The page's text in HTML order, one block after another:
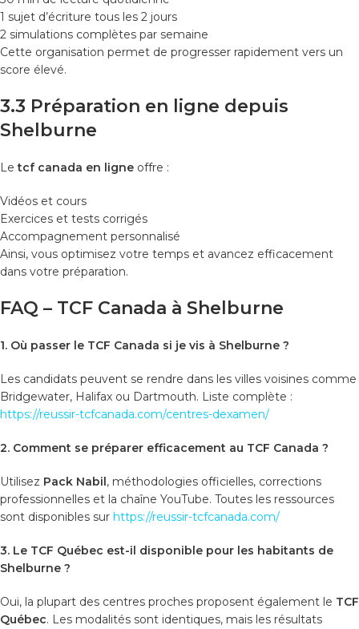
1 sujet d’écriture tous les 2 jours
2 simulations complètes par semaine
Cette organisation permet de progresser rapidement vers un
score élevé.
3.3 Préparation en ligne depuis
Shelburne
Letcf canada en ligne offre :
Vidéos et cours
Exercices et tests corrigés
Accompagnement personnalisé
Ainsi, vous optimisez votre temps et avancez efficacement
dans votre préparation.
FAQ – TCF Canada à Shelburne
1. Où passer le TCF Canada si je vis à Shelburne ?
Les candidats peuvent se rendre dans les villes voisines comme
Bridgewater, Halifax ou Dartmouth. Liste complète :
https://reussir-tcfcanada.com/centres-dexamen/
2. Comment se préparer efficacement au TCF Canada ?
Utilisez Pack Nabil , méthodologies officielles, corrections
professionnelles et la chaîne YouTube. Toutes les ressources
sont disponibles sur https://reussir-tcfcanada.com/
3. Le TCF Québec est-il disponible pour les habitants de
Shelburne ?
Oui, la plupart des centres proches proposent également le TCF
Québec. Les modalités sont identiques, mais les résultats